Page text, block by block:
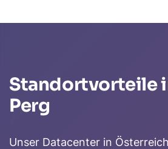
Standortvorteile
Perg
Unser Datacenter in